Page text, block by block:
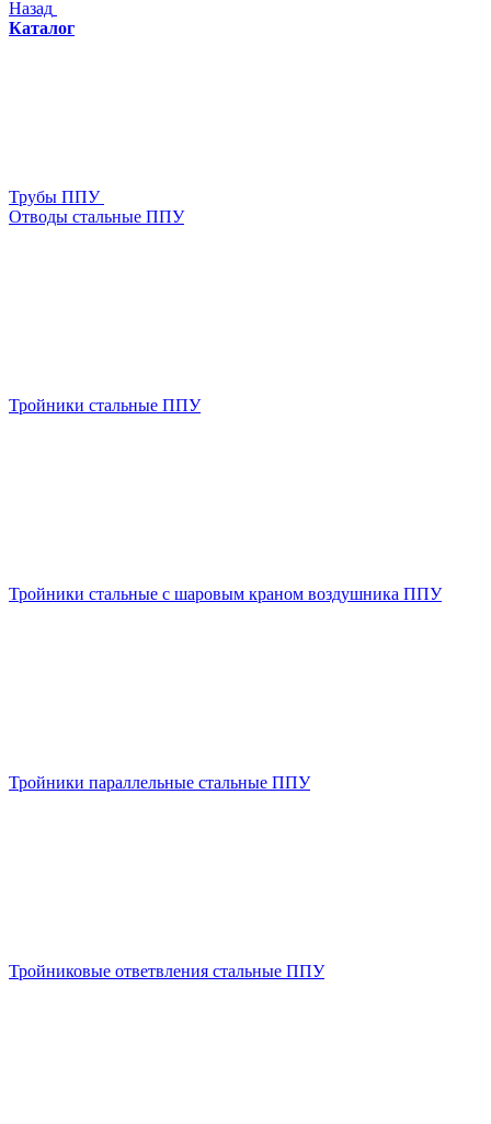
Назад
Каталог
Трубы ППУ
Отводы стальные ППУ
Тройники стальные ППУ
Тройники стальные с шаровым краном воздушника ППУ
Тройники параллельные стальные ППУ
Тройниковые ответвления стальные ППУ